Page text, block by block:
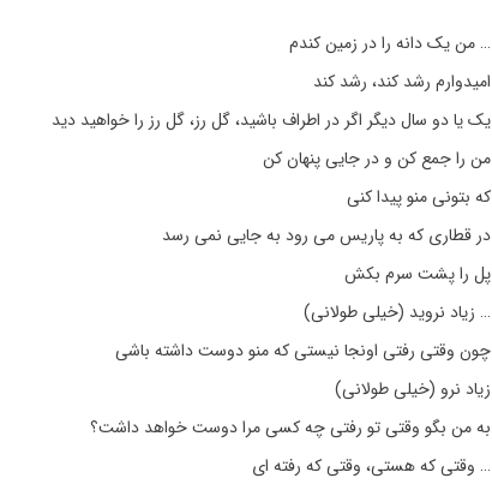
… من یک دانه را در زمین کندم
امیدوارم رشد کند، رشد کند
یک یا دو سال دیگر اگر در اطراف باشید، گل رز، گل رز را خواهید دید
من را جمع کن و در جایی پنهان کن
که بتونی منو پیدا کنی
در قطاری که به پاریس می رود به جایی نمی رسد
پل را پشت سرم بکش
… زیاد نروید (خیلی طولانی)
چون وقتی رفتی اونجا نیستی که منو دوست داشته باشی
زیاد نرو (خیلی طولانی)
به من بگو وقتی تو رفتی چه کسی مرا دوست خواهد داشت؟
… وقتی که هستی، وقتی که رفته ای